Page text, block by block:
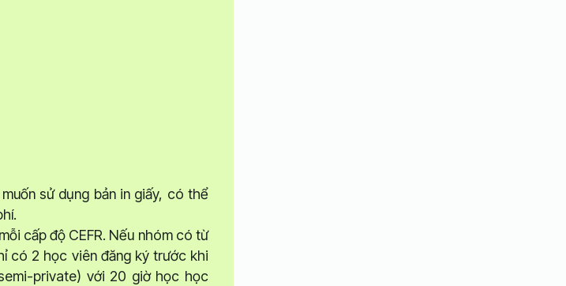
sử dụng bản in giấy, có thể
cấp độ CEFR. Nếu nhóm có từ
có 2 học viên đăng ký trước khi
private) với 20 giờ học học